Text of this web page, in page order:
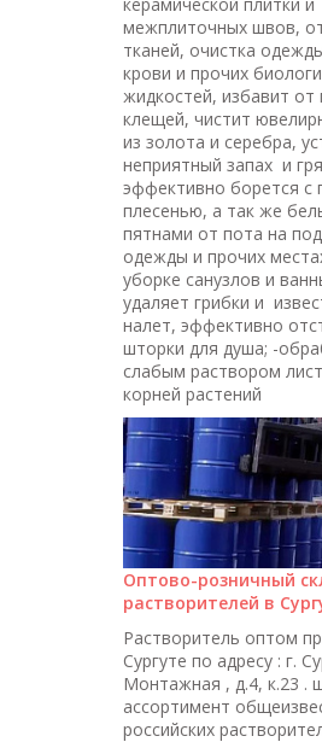
межплиточных швов,
тканей, очистка
крови и прочих
жидкостей, избавит от
клещей, чистит
из золота и серебра,
неприятный запах и
эффективно борется с
плесенью, а так же
пятнами от пота на
одежды и прочих
уборке санузлов и
удаляет грибки и
налет, эффективно
шторки для душа; -
слабым раствором
корней растений
Оптово-розничный
растворителей в
Растворитель оптом
Сургуте по адресу : г.
Монтажная , д.4, к.23 .
ассортимент
российских